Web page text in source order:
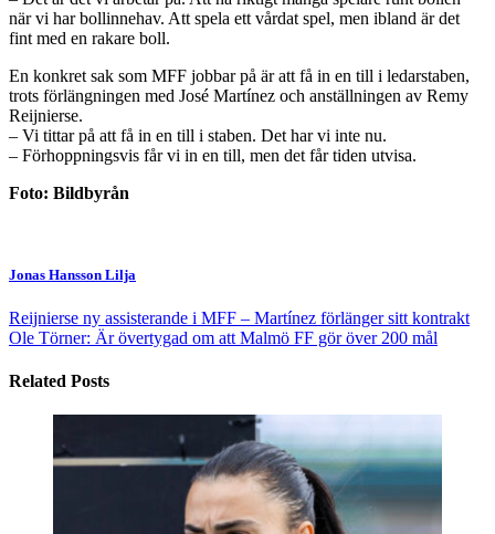
när vi har bollinnehav. Att spela ett vårdat spel, men ibland är det
fint med en rakare boll.
En konkret sak som MFF jobbar på är att få in en till i ledarstaben,
trots förlängningen med José Martínez och anställningen av Remy
Reijnierse.
– Vi tittar på att få in en till i staben. Det har vi inte nu.
– Förhoppningsvis får vi in en till, men det får tiden utvisa.
Foto: Bildbyrån
Jonas Hansson Lilja
Reijnierse ny assisterande i MFF – Martínez förlänger sitt kontrakt
Ole Törner: Är övertygad om att Malmö FF gör över 200 mål
Related Posts